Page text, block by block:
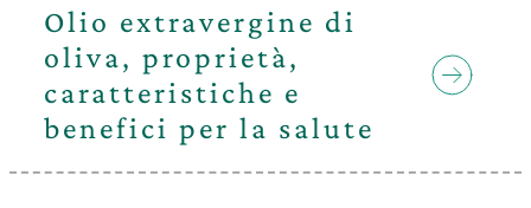
Olio extravergine di
oliva, proprietà,
caratteristiche e
benefici per la salute